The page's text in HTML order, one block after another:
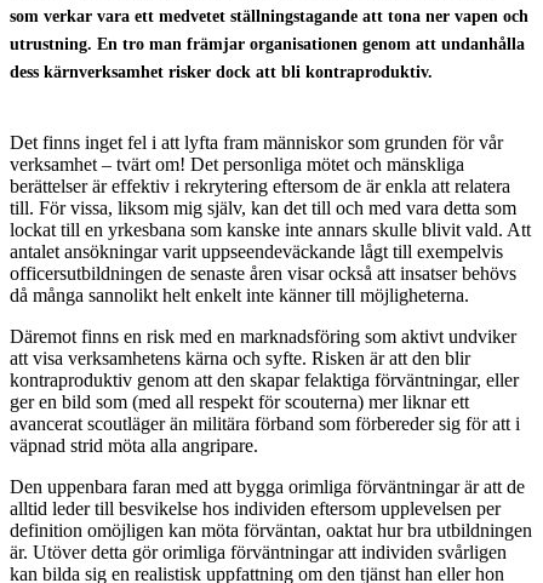
som verkar vara ett medvetet ställningstagande att tona ner vapen och
utrustning. En tro man främjar organisationen genom att undanhålla
dess kärnverksamhet risker dock att bli kontraproduktiv.
Det finns inget fel i att lyfta fram människor som grunden för vår
verksamhet – tvärt om! Det personliga mötet och mänskliga
berättelser är effektiv i rekrytering eftersom de är enkla att relatera
till. För vissa, liksom mig själv, kan det till och med vara detta som
lockat till en yrkesbana som kanske inte annars skulle blivit vald. Att
antalet ansökningar varit uppseendeväckande lågt till exempelvis
officersutbildningen de senaste åren visar också att insatser behövs
då många sannolikt helt enkelt inte känner till möjligheterna.
Däremot finns en risk med en marknadsföring som aktivt undviker
att visa verksamhetens kärna och syfte. Risken är att den blir
kontraproduktiv genom att den skapar felaktiga förväntningar, eller
ger en bild som (med all respekt för scouterna) mer liknar ett
avancerat scoutläger än militära förband som förbereder sig för att i
väpnad strid möta alla angripare.
Den uppenbara faran med att bygga orimliga förväntningar är att de
alltid leder till besvikelse hos individen eftersom upplevelsen per
definition omöjligen kan möta förväntan, oaktat hur bra utbildningen
är. Utöver detta gör orimliga förväntningar att individen svårligen
kan bilda sig en realistisk uppfattning om den tjänst han eller hon